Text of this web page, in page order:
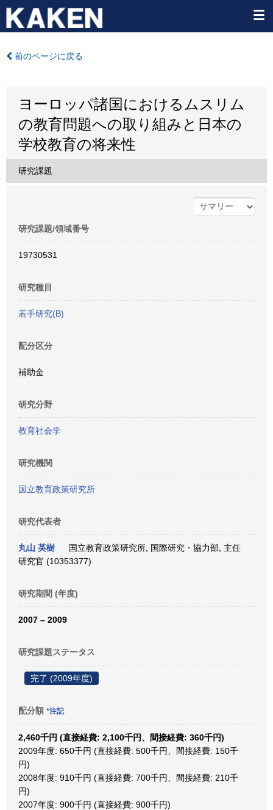
前のページに戻る
ヨーロッパ諸国におけるムスリム
の教育問題への取り組みと日本の
学校教育の将来性
研究課題
研究課題/領域番号
19730531
研究種目
若手研究(B)
配分区分
補助金
研究分野
教育社会学
研究機関
国立教育政策研究所
研究代表者
丸山 英樹
国立教育政策研究所, 国際研究・協力部, 主任
研究官 (10353377)
研究期間 (年度)
2007 – 2009
研究課題ステータス
完了 (2009年度)
配分額 *注記
2,460千円 (直接経費: 2,100千円、間接経費: 360千円)
2009年度: 650千円 (直接経費: 500千円、間接経費: 150千
円)
2008年度: 910千円 (直接経費: 700千円、間接経費: 210千
円)
2007年度: 900千円 (直接経費: 900千円)